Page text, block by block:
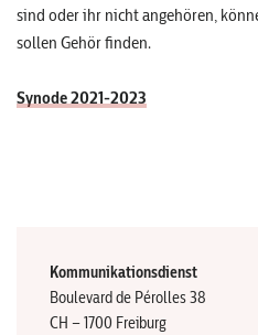
sind oder ihr nicht angehören,
sollen Gehör finden.
Synode 2021-2023
Kommunikationsdienst
Boulevard de Pérolles 38
CH – 1700 Freiburg